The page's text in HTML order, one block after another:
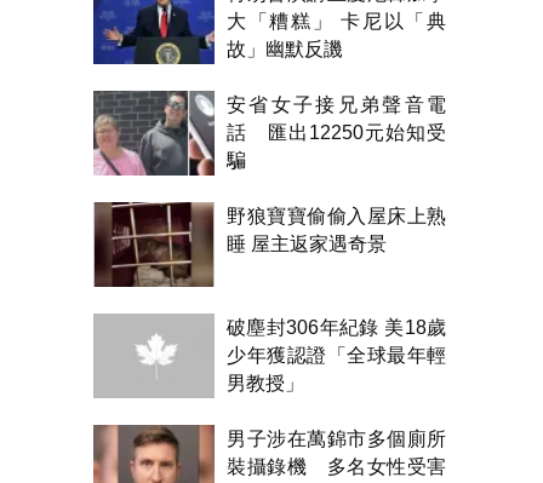
大「糟糕」 卡尼以「典
故」幽默反譏
安省女子接兄弟聲音電
話 匯出12250元始知受
騙
野狼寶寶偷偷入屋床上熟
睡 屋主返家遇奇景
破塵封306年紀錄 美18歲
少年獲認證「全球最年輕
男教授」
男子涉在萬錦市多個廁所
裝攝錄機 多名女性受害